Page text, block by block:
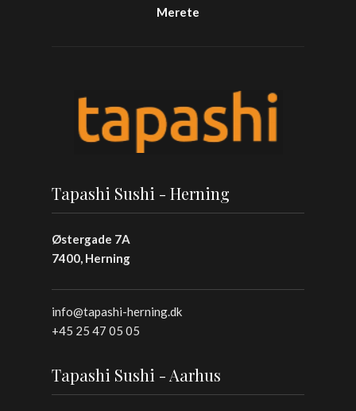
Merete
Tapashi Sushi - Herning
Østergade 7A
7400, Herning
info@tapashi-herning.dk
+45 25 47 05 05
Tapashi Sushi - Aarhus